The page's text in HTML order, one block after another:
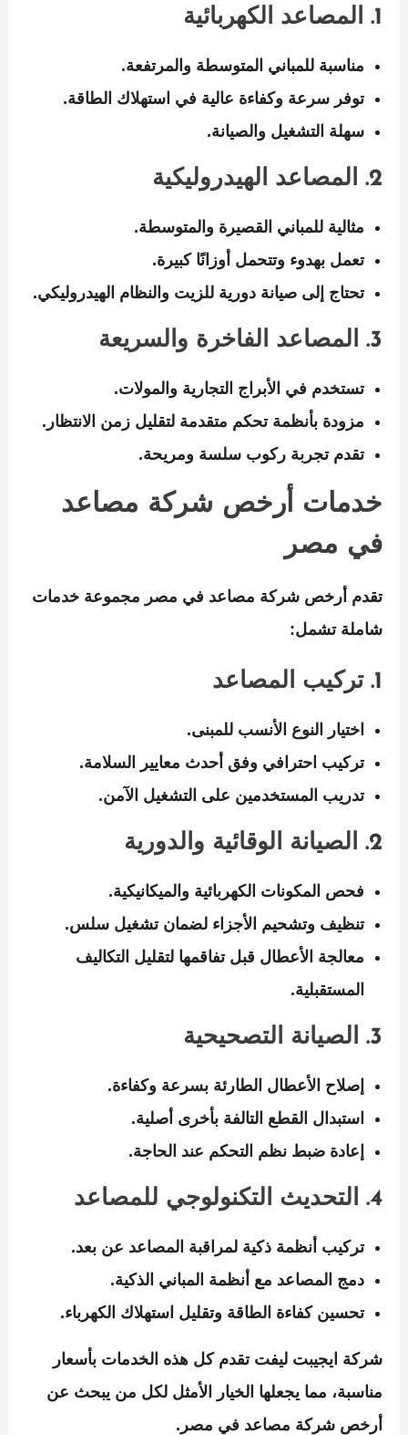
1. المصاعد الكهربائية
مناسبة للمباني المتوسطة والمرتفعة.
توفر سرعة وكفاءة عالية في استهلاك الطاقة.
سهلة التشغيل والصيانة.
2. المصاعد الهيدروليكية
مثالية للمباني القصيرة والمتوسطة.
تعمل بهدوء وتتحمل أوزانًا كبيرة.
تحتاج إلى صيانة دورية للزيت والنظام الهيدروليكي.
3. المصاعد الفاخرة والسريعة
تستخدم في الأبراج التجارية والمولات.
مزودة بأنظمة تحكم متقدمة لتقليل زمن الانتظار.
تقدم تجربة ركوب سلسة ومريحة.
خدمات أرخص شركة مصاعد
في مصر
تقدم أرخص شركة مصاعد في مصر مجموعة خدمات
شاملة تشمل:
1. تركيب المصاعد
اختيار النوع الأنسب للمبنى.
تركيب احترافي وفق أحدث معايير السلامة.
تدريب المستخدمين على التشغيل الآمن.
2. الصيانة الوقائية والدورية
فحص المكونات الكهربائية والميكانيكية.
تنظيف وتشحيم الأجزاء لضمان تشغيل سلس.
معالجة الأعطال قبل تفاقمها لتقليل التكاليف
المستقبلية.
3. الصيانة التصحيحية
إصلاح الأعطال الطارئة بسرعة وكفاءة.
استبدال القطع التالفة بأخرى أصلية.
إعادة ضبط نظم التحكم عند الحاجة.
4. التحديث التكنولوجي للمصاعد
تركيب أنظمة ذكية لمراقبة المصاعد عن بعد.
دمج المصاعد مع أنظمة المباني الذكية.
تحسين كفاءة الطاقة وتقليل استهلاك الكهرباء.
شركة ايجيبت ليفت تقدم كل هذه الخدمات بأسعار
مناسبة، مما يجعلها الخيار الأمثل لكل من يبحث عن
أرخص شركة مصاعد في مصر .